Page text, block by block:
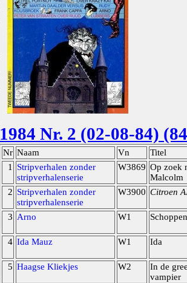
1984 Nr. 2 (02-08-84)
Nr Naam Vn
Titel
1
Stripverhalen zonder
stripverhalenserie
W3869 Op zoek
Malcolm
2 Stripverhalen zonder
stripverhalenserie
W3900 Citroen
3 Arno W1
4 Ida Mauz W1 Ida
5 Haagse Kliekjes W2
In de
vampier